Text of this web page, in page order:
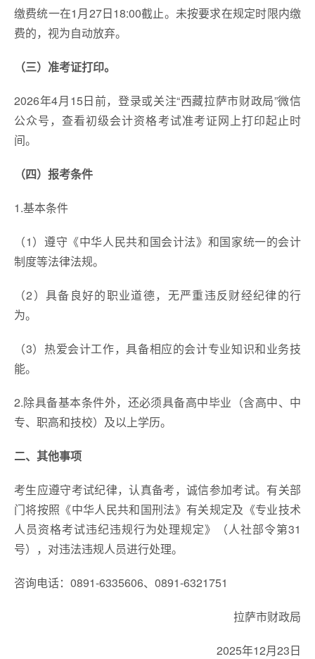
缴费统一在1月27日18:00截止。未按要求在规定时限内缴
费的，视为自动放弃。
（三）准考证打印。
2026年4月15日前，登录或关注“西藏拉萨市财政局”微信
公众号，查看初级会计资格考试准考证网上打印起止时
间。
（四）报考条件
1.基本条件
（1）遵守《中华人民共和国会计法》和国家统一的会计
制度等法律法规。
（2）具备良好的职业道德，无严重违反财经纪律的行
为。
（3）热爱会计工作，具备相应的会计专业知识和业务技
能。
2.除具备基本条件外，还必须具备高中毕业（含高中、中
专、职高和技校）及以上学历。
二、其他事项
考生应遵守考试纪律，认真备考，诚信参加考试。有关部
门将按照《中华人民共和国刑法》有关规定及《专业技术
人员资格考试违纪违规行为处理规定》（人社部令第31
号），对违法违规人员进行处理。
咨询电话：0891-6335606、0891-6321751
拉萨市财政局
2025年12月23日